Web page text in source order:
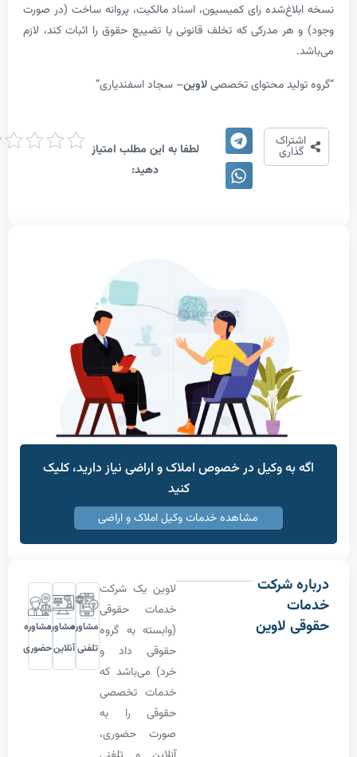
رای کمیسیون، اسناد مالکیت، پروانه ساخت (در صورت
مدرکی که تخلف قانونی یا تضییع حقوق را اثبات کند، لازم
محتوای تخصصیلاوین– سجاد اسفندیاری”
لطفا به این مطلب امتیاز
امتیاز
دهی
به وکیل در خصوص املاک و اراضی نیاز دارید، کلیک
مشاهده خدمات وکیل املاک و اراضی
شرکت
لاوین
لاوین یک شرکت
خدمات حقوقی
(وابسته به گروه
حقوقی داد و
خرد) می‌باشد که
خدمات تخصصی
حقوقی را به
صورت حضوری،
مشاوره
تلفنی
مشاوره
آنلاین
مشاوره
حضوری